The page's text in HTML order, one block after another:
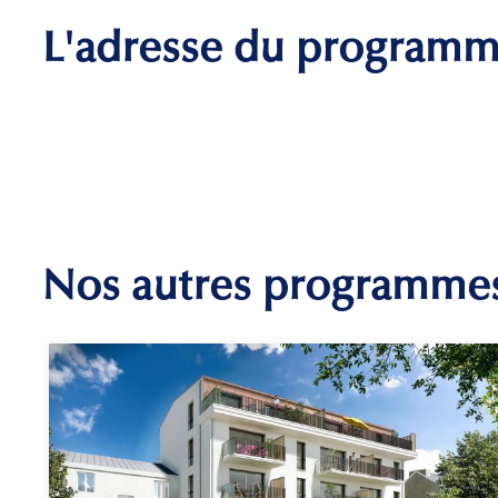
L'adresse du
Nos autres